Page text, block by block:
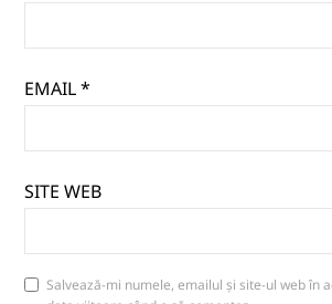
EMAIL*
SITE WEB
Salvează-mi numele, emailul și site-ul web în